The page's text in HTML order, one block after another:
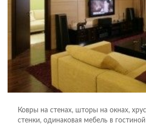
Ковры на стенах, шторы на окнах,
стенки, одинаковая мебель в